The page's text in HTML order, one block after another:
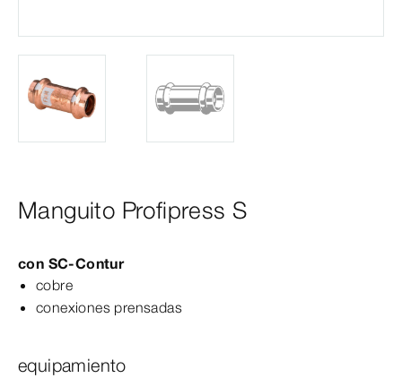
Manguito Profipress S
con SC‑Contur
cobre
conexiones prensadas
equipamiento